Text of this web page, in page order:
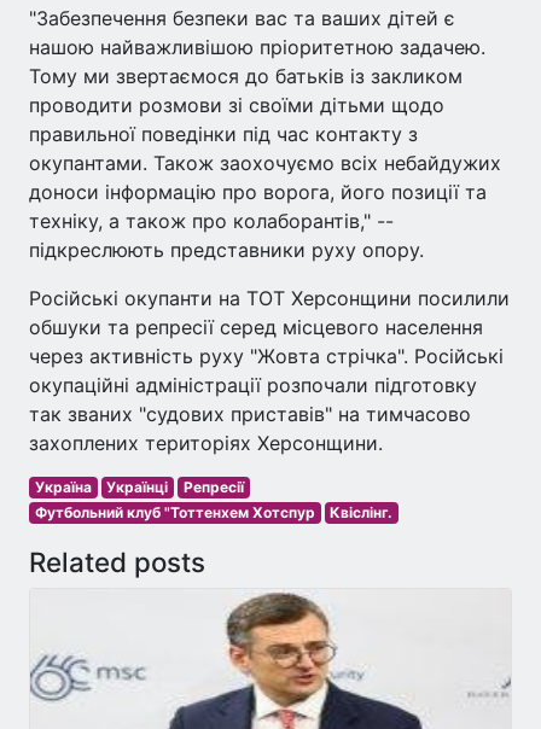
"Забезпечення безпеки вас та ваших дітей є
нашою найважливішою пріоритетною задачею.
Тому ми звертаємося до батьків із закликом
проводити розмови зі своїми дітьми щодо
правильної поведінки під час контакту з
окупантами. Також заохочуємо всіх небайдужих
доноси інформацію про ворога, його позиції та
техніку, а також про колаборантів," --
підкреслюють представники руху опору.
Російські окупанти на ТОТ Херсонщини посилили
обшуки та репресії серед місцевого населення
через активність руху "Жовта стрічка". Російські
окупаційні адміністрації розпочали підготовку
так званих "судових приставів" на тимчасово
захоплених територіях Херсонщини.
Україна Українці
Репресії
Футбольний клуб "Тоттенхем Хотспур
Квіслінг.
Related posts